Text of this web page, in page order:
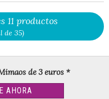
11 productos
de 35)
de 3 euros *
AHORA